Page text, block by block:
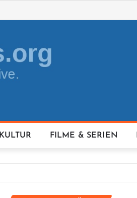
KULTUR FILME & SERIEN